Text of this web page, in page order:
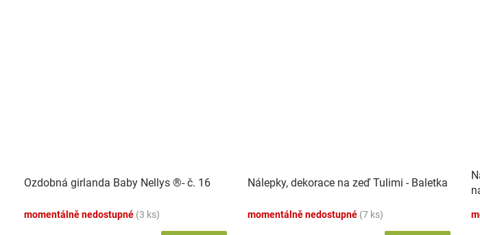
Ozdobná girlanda Baby Nellys ®- č. 16
momentálně nedostupné (3 ks)
Nálepky, dekorace na zeď Tulimi - Baletka
momentálně nedostupné (7 ks)